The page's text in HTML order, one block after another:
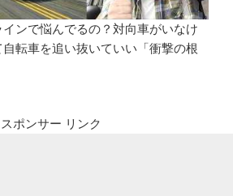
ンで悩んでるの？対向車がいなけ
転車を追い抜いていい「衝撃の根
スポンサー リンク